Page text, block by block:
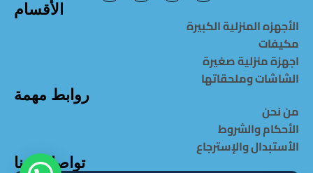
الأقسام
الأجهزه المنزلية الكبيرة
مكيفات
اجهزة منزلية صغيرة
الشاشات وملحقاتها
روابط مهمة
من نحن
الأحكام والشروط
الأستبدال والإسترجاع
تواصل معنا